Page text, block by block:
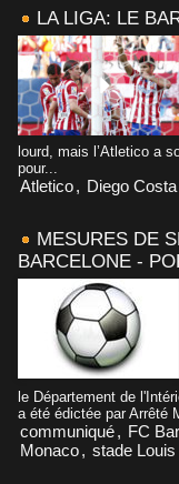
LA LIGA: LE
lourd, mais l’Atletico a
pour...
Atletico, Diego Costa
MESURES DE
BARCELONE -
le Département de
a été édictée par Arrêté
communiqué, FC
Monaco, stade Louis